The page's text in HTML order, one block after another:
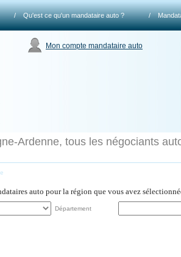
/ Qu'est ce qu'un mandataire auto ? /
Mon compte mandataire auto
Ardenne, tous les négociants
auto pour la région que vous avez
Département